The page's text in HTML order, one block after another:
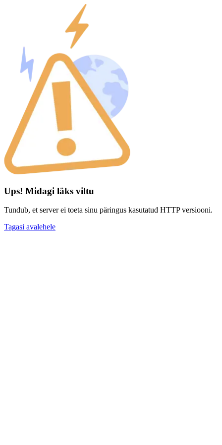
Ups! Midagi läks viltu
Tundub, et server ei toeta sinu päringus kasutatud HTTP versiooni.
Tagasi avalehele